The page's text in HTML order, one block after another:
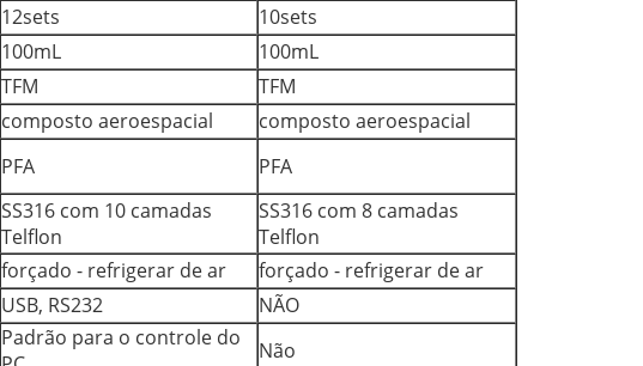
12sets
10sets
100mL
100mL
TFM
TFM
composto aeroespacial
composto aeroespacial
PFA PFA
SS316 com 10 camadas
Telflon
SS316 com 8 camadas
Telflon
forçado - refrigerar de ar
forçado - refrigerar de ar
USB, RS232
NÃO
Padrão para o controle do
Não